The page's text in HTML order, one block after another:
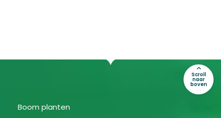
Boom planten
Scroll
naar
boven